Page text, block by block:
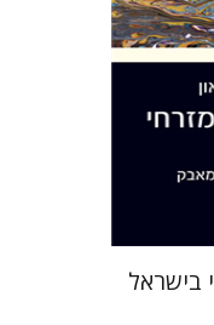
בישראל